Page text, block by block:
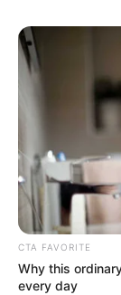
CTA FAVORITE
Why this
every day